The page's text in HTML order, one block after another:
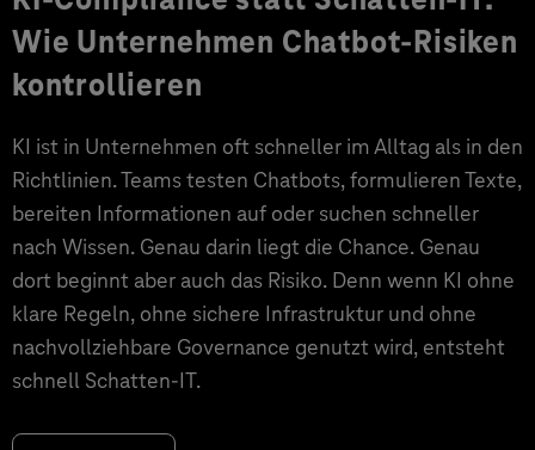
Wie Unternehmen Chatbot-Risiken
kontrollieren
KI ist in Unternehmen oft schneller im Alltag als in den
Richtlinien. Teams testen Chatbots, formulieren Texte,
bereiten Informationen auf oder suchen schneller
nach Wissen. Genau darin liegt die Chance. Genau
dort beginnt aber auch das Risiko. Denn wenn KI ohne
klare Regeln, ohne sichere Infrastruktur und ohne
nachvollziehbare Governance genutzt wird, entsteht
schnell Schatten-IT.